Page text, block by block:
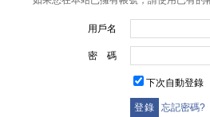
用戶名
密 碼
下次自動登錄
忘記密碼?